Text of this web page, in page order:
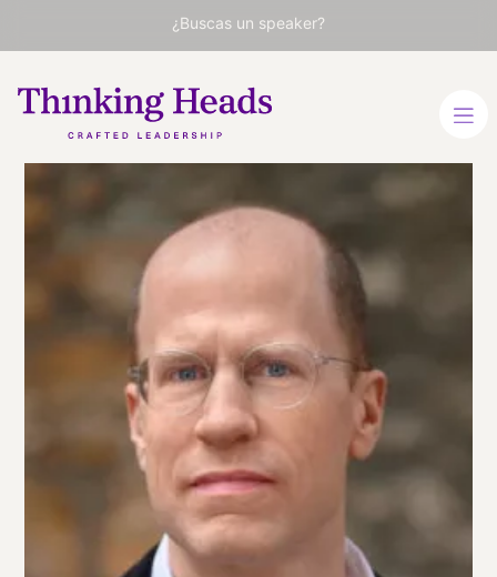
¿Buscas un speaker?
Nick
Bostrom
Filósofo y pensador,
referente mundial en el
impacto de la tecnología.
INGLÉS
VER PERFIL
Viaja
desde
SUECIA